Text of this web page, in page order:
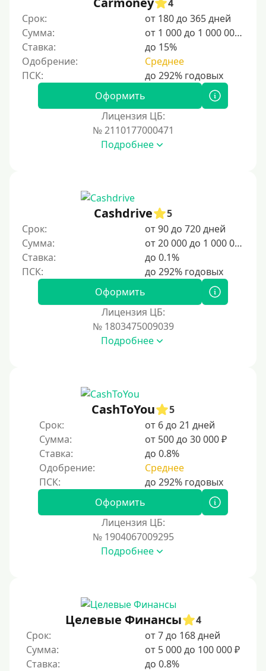
20000 руб
25000 руб
30000 руб
30000 руб на год
35000 руб
40000 руб
150000 руб
200000 руб
250000 руб
Карты банков и платежные системы
Мастеркард
Через Юнистрим (Unistream)
На Вебмани
Виза (Visa)
Моментум (Momentum)
Через систему Контакт (Contact)
Золотая Корона
4
Срок:
от 180 до 365 дней
Сумма:
от 1 000 до 1 000 000 ₽
Ставка:
до 15%
Одобрение:
Среднее
Оформить
Лицензия ЦБ:
№ 2110177000471
Подробнее
Cashdrive
5
Срок:
от 90 до 720 дней
Сумма:
от 20 000 до 1 000 000 ₽
Ставка:
до 0.1%
Оформить
Лицензия ЦБ:
№ 1803475009039
Подробнее
CashToYou
5
Срок:
от 6 до 21 дней
Сумма:
от 500 до 30 000 ₽
Ставка:
до 0.8%
Одобрение:
Среднее
Оформить
Лицензия ЦБ:
№ 1904067009295
Подробнее
Целевые Финансы
4
Срок:
от 7 до 168 дней
Сумма:
от 5 000 до 100 000 ₽
Ставка:
до 0.8%